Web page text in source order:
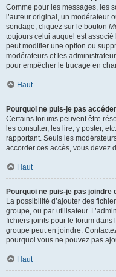
Comme pour les messages, les
l’auteur original, un modérateur
sondage, cliquez sur le bouton
toujours celui auquel est associé
peut modifier une option ou
modérateurs et les
pour empêcher le trucage en
Haut
Pourquoi ne puis-je pas
Certains forums peuvent être
les consulter, les lire, y poster,
rapportant. Seuls les
accorder ces accès, vous devez
Haut
Pourquoi ne puis-je pas
La possibilité d’ajouter des
groupe, ou par utilisateur.
fichiers joints pour le forum dans
groupe peut en joindre.
pourquoi vous ne pouvez pas
Haut